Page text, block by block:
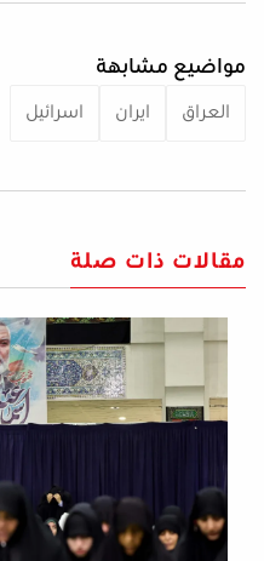
مواضيع مشابهة
العراق ايران اسرائيل
مقالات ذات صلة